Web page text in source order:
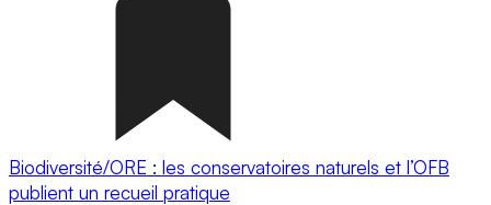
Biodiversité/ORE : les conservatoires naturels et l’OFB
publient un recueil pratique